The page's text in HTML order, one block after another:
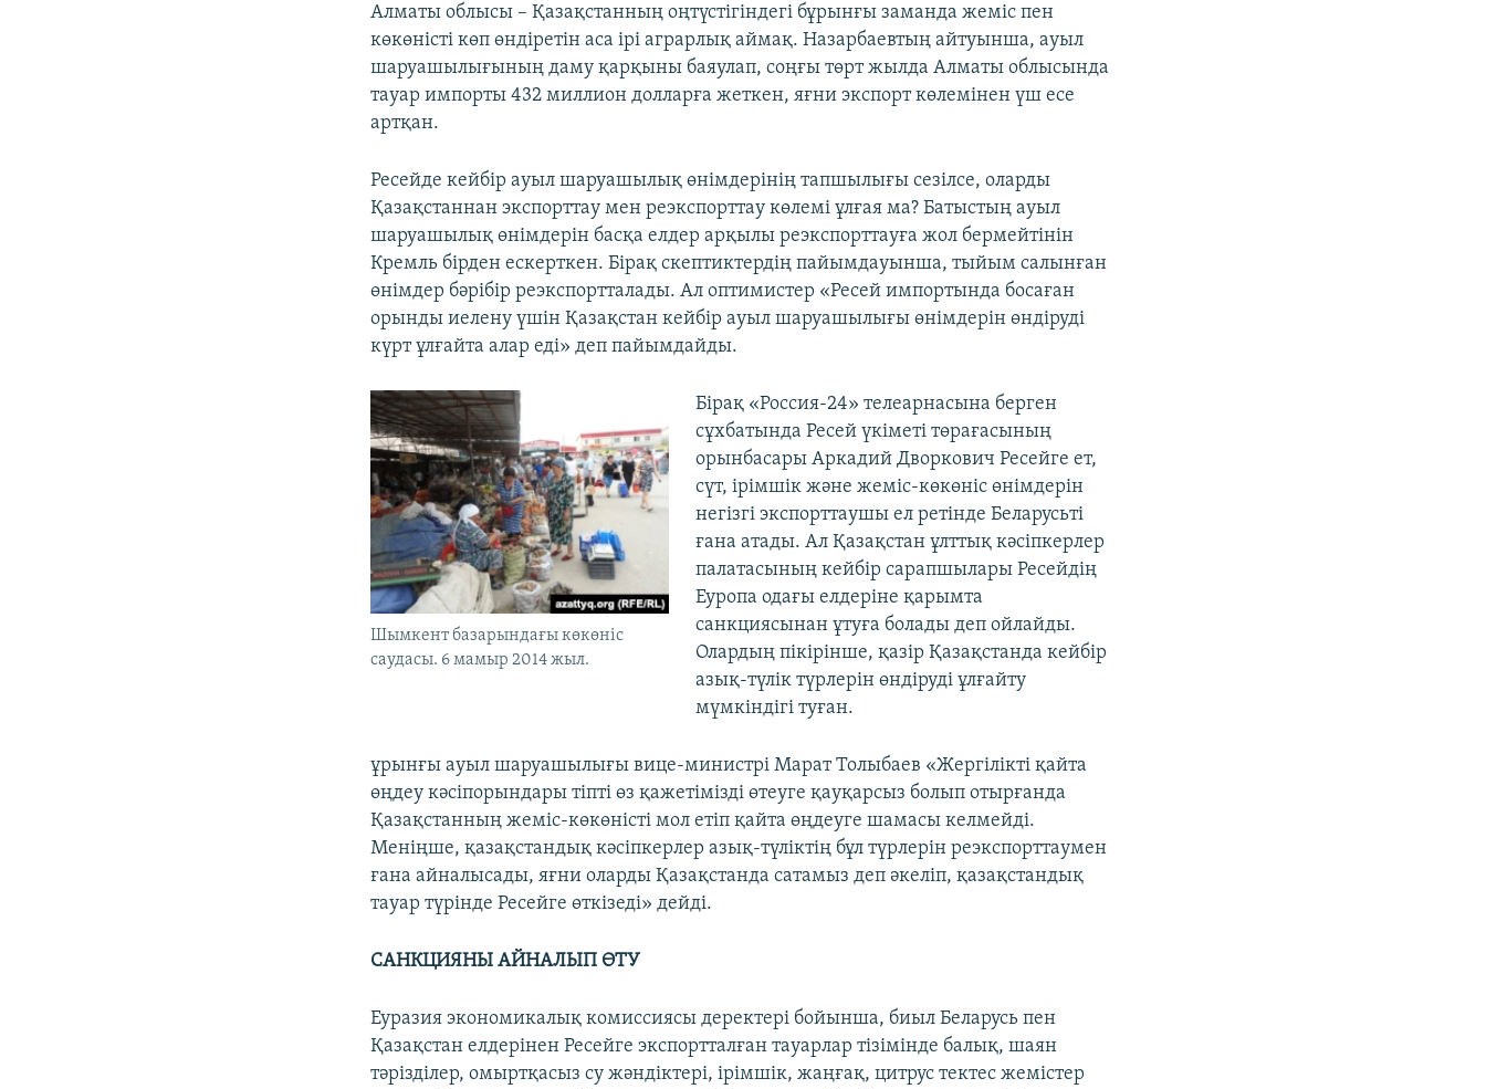
Алматы облысы – Қазақстанның оңтүстігіндегі бұрынғы заманда жеміс пен
көкөністі көп өндіретін аса ірі аграрлық аймақ. Назарбаевтың айтуынша, ауыл
шаруашылығының даму қарқыны баяулап, соңғы төрт жылда Алматы облысында
тауар импорты 432 миллион долларға жеткен, яғни экспорт көлемінен үш есе
артқан.
Ресейде кейбір ауыл шаруашылық өнімдерінің тапшылығы сезілсе, оларды
Қазақстаннан экспорттау мен реэкспорттау көлемі ұлғая ма? Батыстың ауыл
шаруашылық өнімдерін басқа елдер арқылы реэкспорттауға жол бермейтінін
Кремль бірден ескерткен. Бірақ скептиктердің пайымдауынша, тыйым салынған
өнімдер бәрібір реэкспортталады. Ал оптимистер «Ресей импортында босаған
орынды иелену үшін Қазақстан кейбір ауыл шаруашылығы өнімдерін өндіруді
күрт ұлғайта алар еді» деп пайымдайды.
Шымкент базарындағы көкөніс
саудасы. 6 мамыр 2014 жыл.
Бірақ «Россия-24» телеарнасына берген
сұхбатында Ресей үкіметі төрағасының
орынбасары Аркадий Дворкович Ресейге ет,
сүт, ірімшік және жеміс-көкөніс өнімдерін
негізгі экспорттаушы ел ретінде Беларусьті
ғана атады. Ал Қазақстан ұлттық кәсіпкерлер
палатасының кейбір сарапшылары Ресейдің
Еуропа одағы елдеріне қарымта
санкциясынан ұтуға болады деп ойлайды.
Олардың пікірінше, қазір Қазақстанда кейбір
азық-түлік түрлерін өндіруді ұлғайту
мүмкіндігі туған.
ұрынғы ауыл шаруашылығы вице-министрі Марат Толыбаев «Жергілікті қайта
өңдеу кәсіпорындары тіпті өз қажетімізді өтеуге қауқарсыз болып отырғанда
Қазақстанның жеміс-көкөністі мол етіп қайта өңдеуге шамасы келмейді.
Меніңше, қазақстандық кәсіпкерлер азық-түліктің бұл түрлерін реэкспорттаумен
ғана айналысады, яғни оларды Қазақстанда сатамыз деп әкеліп, қазақстандық
тауар түрінде Ресейге өткізеді» дейді.
САНКЦИЯНЫ АЙНАЛЫП ӨТУ
Еуразия экономикалық комиссиясы деректері бойынша, биыл Беларусь пен
Қазақстан елдерінен Ресейге экспортталған тауарлар тізімінде балық, шаян
тәрізділер, омыртқасыз су жәндіктері, ірімшік, жаңғақ, цитрус тектес жемістер